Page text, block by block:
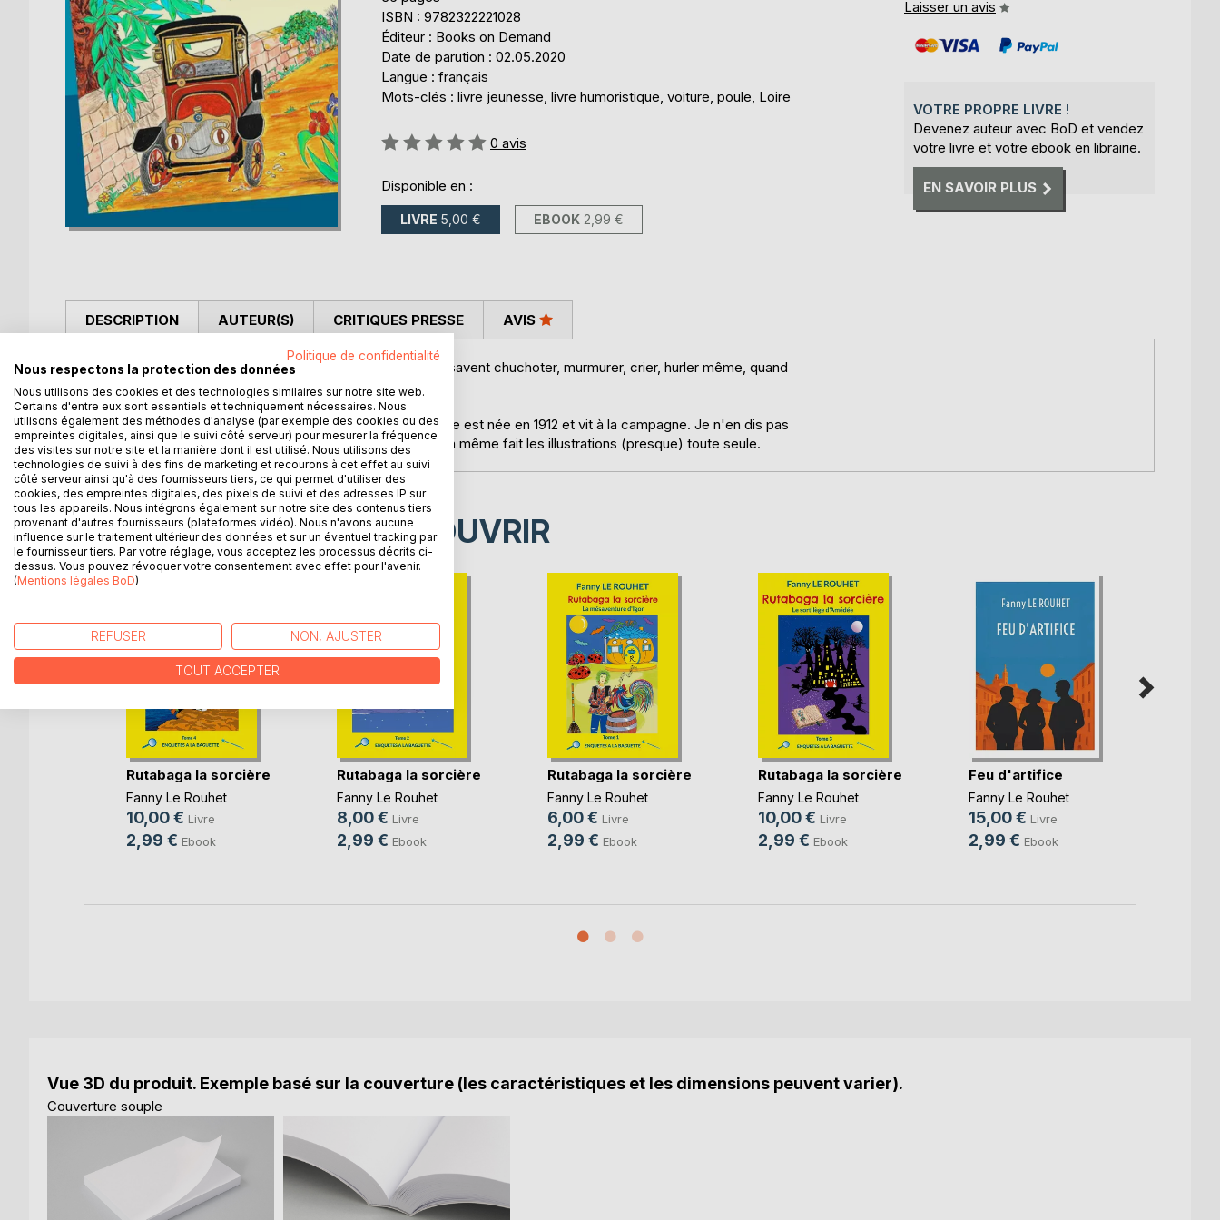
ISBN : 9782322221028
Éditeur : Books on Demand
Date de parution : 02.05.2020
Langue : français
Mots-clés : livre jeunesse, livre humoristique, voiture, poule, Loire
Évaluation:
0 avis
Disponible en :
LIVRE 5,00 € EBOOK 2,99 €
Laisser un avis
VOTRE PROPRE LIVRE !
Devenez auteur avec BoD et vendez
votre livre et votre ebook en librairie.
EN SAVOIR PLUS
DESCRIPTION
Il paraît que les voitures ne parlent pas. C'est faux ! Elles savent chuchoter, murmurer, crier, hurler même, quand
elles sont en colère. Bref ! Elles parlent ...
En fait, il suffit de regarder et écouter...
Alors n'hésite pas à suivre Rosalie dans ses aventures. Elle est née en 1912 et vit à la campagne. Je n'en dis pas
plus car c'est Rosalie qui va te raconter son histoire. Elle a même fait les illustrations (presque) toute seule.
AUTEUR(S) CRITIQUES PRESSE AVIS
D’AUTRES TITRES À DÉCOUVRIR
Rutabaga la sorcière
Fanny Le Rouhet
10,00 € Livre
2,99 € Ebook
Rutabaga la sorcière
Fanny Le Rouhet
8,00 € Livre
2,99 € Ebook
Rutabaga la sorcière
Fanny Le Rouhet
6,00 € Livre
2,99 € Ebook
Rutabaga la sorcière
Fanny Le Rouhet
10,00 € Livre
2,99 € Ebook
Feu d'artifice
Fanny Le Rouhet
15,00 € Livre
2,99 € Ebook
Vue 3D du produit. Exemple basé sur la couverture (les caractéristiques et les dimensions peuvent varier).
Couverture souple
Politique de confidentialité
Nous respectons la protection des données
Nous utilisons des cookies et des technologies similaires sur notre site web.
Certains d'entre eux sont essentiels et techniquement nécessaires. Nous
utilisons également des méthodes d'analyse (par exemple des cookies ou des
empreintes digitales, ainsi que le suivi côté serveur) pour mesurer la fréquence
des visites sur notre site et la manière dont il est utilisé. Nous utilisons des
technologies de suivi à des fins de marketing et recourons à cet effet au suivi
côté serveur ainsi qu'à des fournisseurs tiers, ce qui permet d'utiliser des
cookies, des empreintes digitales, des pixels de suivi et des adresses IP sur
tous les appareils. Nous intégrons également sur notre site des contenus tiers
provenant d'autres fournisseurs (plateformes vidéo). Nous n'avons aucune
influence sur le traitement ultérieur des données et sur un éventuel tracking par
le fournisseur tiers. Par votre réglage, vous acceptez les processus décrits ci-
dessus. Vous pouvez révoquer votre consentement avec effet pour l'avenir.
(Mentions légales BoD)
REFUSER NON, AJUSTER
TOUT ACCEPTER